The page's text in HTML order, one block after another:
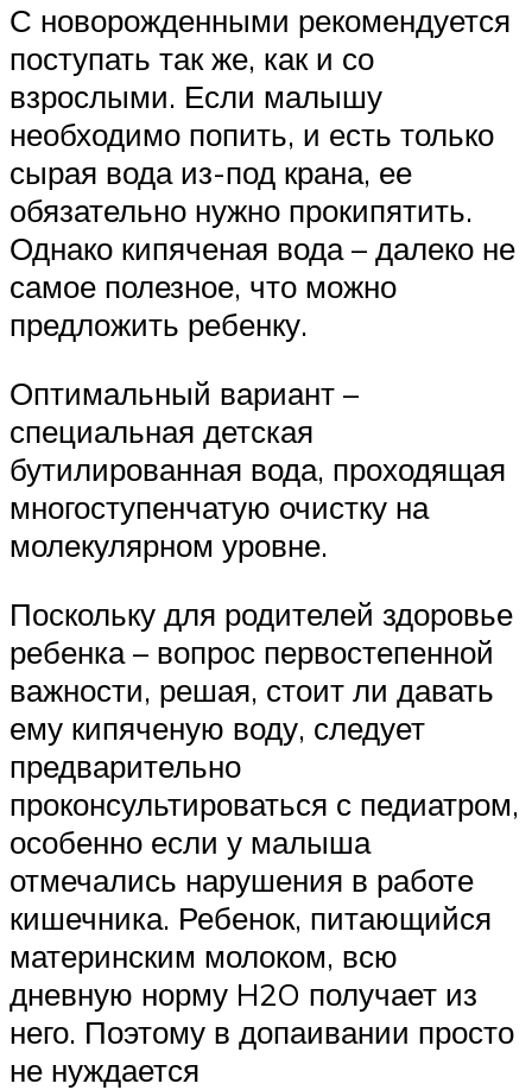
С новорожденными рекомендуется
поступать так же, как и со
взрослыми. Если малышу
необходимо попить, и есть только
сырая вода из-под крана, ее
обязательно нужно прокипятить.
Однако кипяченая вода – далеко не
самое полезное, что можно
предложить ребенку.
Оптимальный вариант –
специальная детская
бутилированная вода, проходящая
многоступенчатую очистку на
молекулярном уровне.
Поскольку для родителей здоровье
ребенка – вопрос первостепенной
важности, решая, стоит ли давать
ему кипяченую воду, следует
предварительно
проконсультироваться с педиатром,
особенно если у малыша
отмечались нарушения в работе
кишечника. Ребенок, питающийся
материнским молоком, всю
дневную норму H2O получает из
него. Поэтому в допаивании просто
не нуждается